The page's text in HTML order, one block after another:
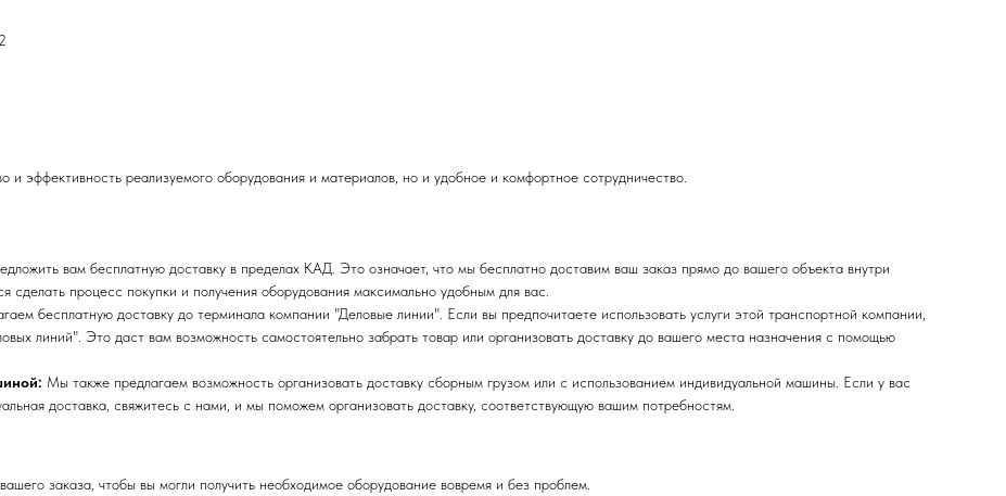
и эффективность реализуемого оборудования и материалов, но и удобное и комфортное сотрудничество.
вам бесплатную доставку в пределах КАД. Это означает, что мы бесплатно доставим ваш заказ прямо до вашего объекта внутри
процесс покупки и получения оборудования максимально удобным для вас.
бесплатную доставку до терминала компании "Деловые линии". Если вы предпочитаете использовать услуги этой транспортной компании,
линий". Это даст вам возможность самостоятельно забрать товар или организовать доставку до вашего места назначения с помощью
Мы также предлагаем возможность организовать доставку сборным грузом или с использованием индивидуальной машины. Если у вас
доставка, свяжитесь с нами, и мы поможем организовать доставку, соответствующую вашим потребностям.
заказа, чтобы вы могли получить необходимое оборудование вовремя и без проблем.